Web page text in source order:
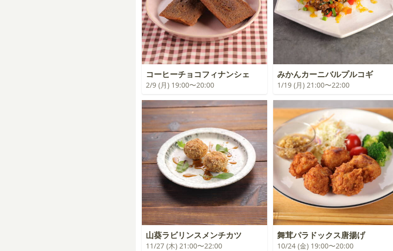
コーヒーチョコフィナンシェ
2/9 (月) 19:00〜20:00
みかんカーニバルプルコギ
1/19 (月) 21:00〜22:00
山葵ラビリンスメンチカツ
11/27 (木) 21:00〜22:00
舞茸パラドックス唐揚げ
10/24 (金) 19:00〜20:00